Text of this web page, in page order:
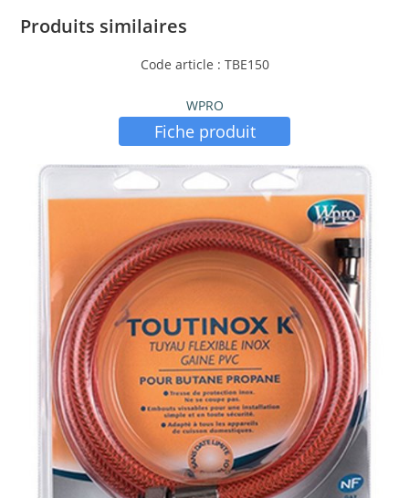
Produits similaires
Code article : TBE150
WPRO
Fiche produit